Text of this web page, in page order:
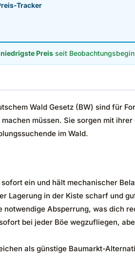
Tracker
Preisseit
Wald Gesetz (BW) sind für
müssen. Sie sorgen mit
im Wald.
ein und hält mechanischer
Lagerung in der Kiste scharf und
Absperrung, was dich
bei jeder Böe wegzufliegen,
als günstige Baumarkt-